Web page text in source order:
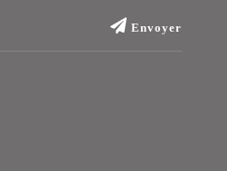
Envoyer